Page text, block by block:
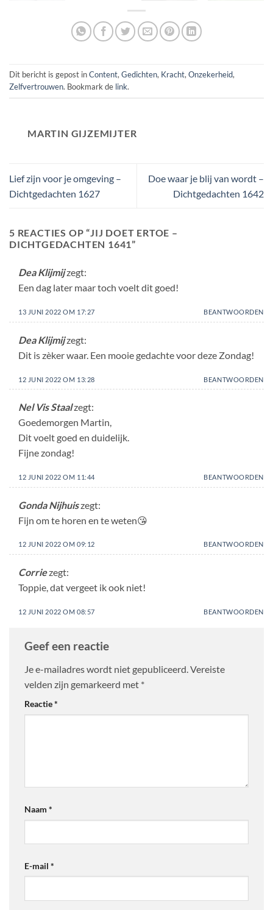
Dit bericht is gepost inContent,Gedichten, Kracht,Onzekerheid,
Zelfvertrouwen. Bookmark de link.
MARTIN GIJZEMIJTER
Lief zijn voor je omgeving –
Dichtgedachten 1627
Doe waar je blij van wordt –
Dichtgedachten 1642
5 REACTIES OP “JIJ DOET ERTOE –
DICHTGEDACHTEN 1641”
Dea Klijmijzegt:
Een dag later maar toch voelt dit goed!
13 JUNI 2022 OM 17:27 BEANTWOORDEN
Dea Klijmijzegt:
Dit is zèker waar. Een mooie gedachte voor deze Zondag!
12 JUNI 2022 OM 13:28 BEANTWOORDEN
Nel Vis Staalzegt:
Goedemorgen Martin,
Dit voelt goed en duidelijk.
Fijne zondag!
12 JUNI 2022 OM 11:44 BEANTWOORDEN
Gonda Nijhuiszegt:
Fijn om te horen en te weten😘
12 JUNI 2022 OM 09:12 BEANTWOORDEN
Corriezegt:
Toppie, dat vergeet ik ook niet!
12 JUNI 2022 OM 08:57 BEANTWOORDEN
Geef een reactie
Je e-mailadres wordt niet gepubliceerd.Vereiste
velden zijn gemarkeerd met *
Reactie*
Naam *
E-mail *